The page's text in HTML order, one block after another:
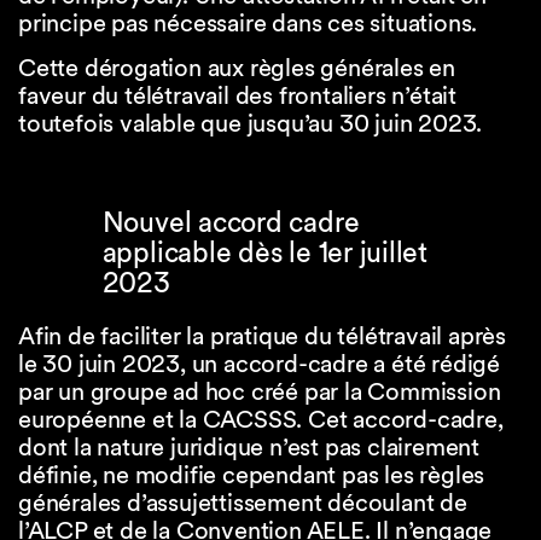
principe pas nécessaire dans ces situations.
Cette dérogation aux règles générales en
faveur du télétravail des frontaliers n’était
toutefois valable que jusqu’au 30 juin 2023.
Nouvel accord cadre
applicable dès le 1er juillet
2023
Afin de faciliter la pratique du télétravail après
le 30 juin 2023, un accord-cadre a été rédigé
par un groupe ad hoc créé par la Commission
européenne et la CACSSS. Cet accord-cadre,
dont la nature juridique n’est pas clairement
définie, ne modifie cependant pas les règles
générales d’assujettissement découlant de
l’ALCP et de la Convention AELE. Il n’engage